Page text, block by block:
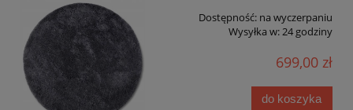
Dostępność: na wyczerpaniu
Wysyłka w: 24 godziny
699,00 zł
do koszyka